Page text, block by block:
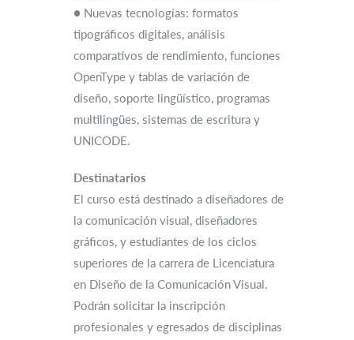
● Nuevas tecnologías: formatos
tipográficos digitales, análisis
comparativos de rendimiento, funciones
OpenType y tablas de variación de
diseño, soporte lingüístico, programas
multilingües, sistemas de escritura y
UNICODE.
Destinatarios
El curso está destinado a diseñadores de
la comunicación visual, diseñadores
gráficos, y estudiantes de los ciclos
superiores de la carrera de Licenciatura
en Diseño de la Comunicación Visual.
Podrán solicitar la inscripción
profesionales y egresados de disciplinas